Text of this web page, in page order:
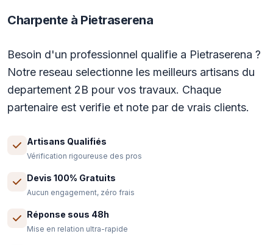
Charpente à Pietraserena
Besoin d'un professionnel qualifie a Pietraserena ?
Notre reseau selectionne les meilleurs artisans du
departement 2B pour vos travaux. Chaque
partenaire est verifie et note par de vrais clients.
Artisans Qualifiés
Vérification rigoureuse des pros
Devis 100% Gratuits
Aucun engagement, zéro frais
Réponse sous 48h
Mise en relation ultra-rapide